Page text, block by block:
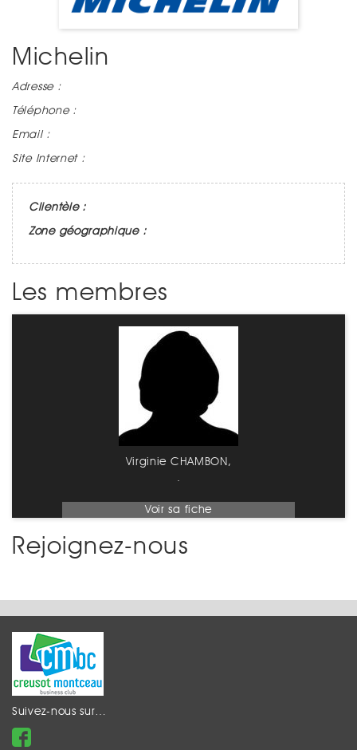
Michelin
Adresse :
Téléphone :
Email :
Site Internet :
Clientèle :
Zone géographique :
Les membres
Virginie CHAMBON,
.
Voir sa fiche
Rejoignez-nous
Suivez-nous sur…